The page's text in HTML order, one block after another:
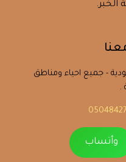
الخبر.
- جميع احياء ومناطق
.
وأتساب